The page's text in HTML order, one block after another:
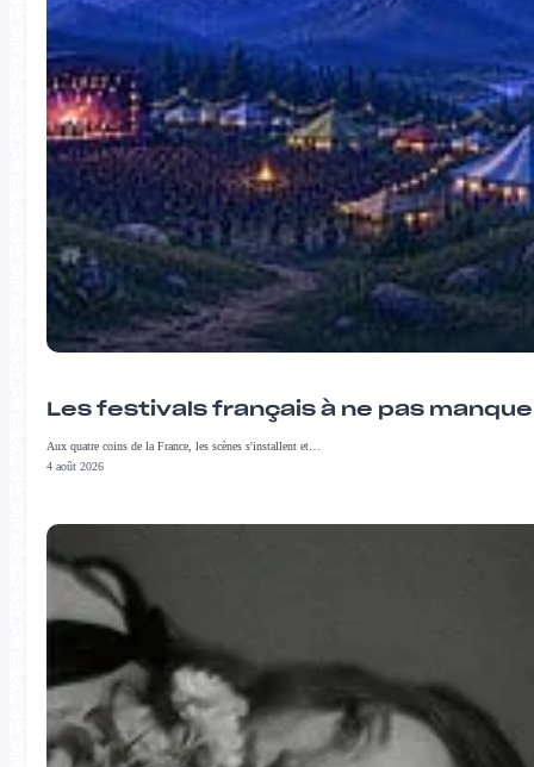
Les festivals français à ne pas
Aux quatre coins de la France, les scènes s'installent et…
4 août 2026